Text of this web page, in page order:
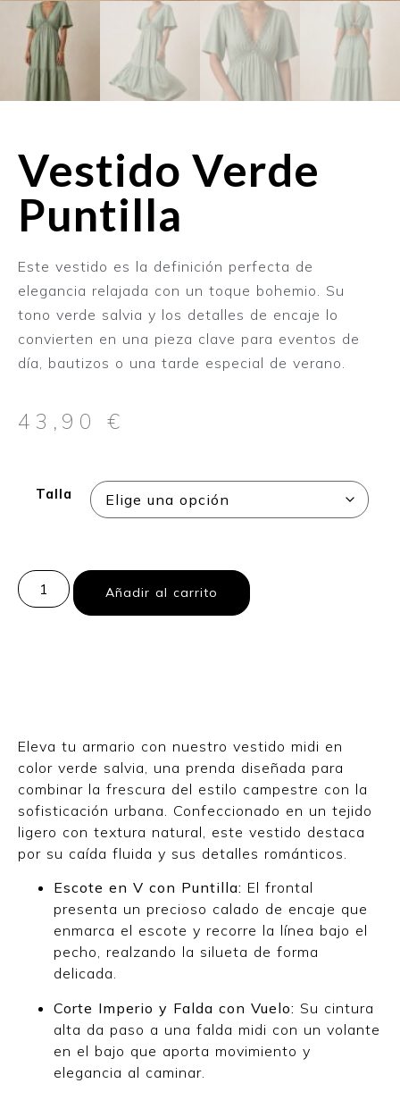
Vestido Verde
Puntilla
Este vestido es la definición perfecta de
elegancia relajada con un toque bohemio. Su
tono verde salvia y los detalles de encaje lo
convierten en una pieza clave para eventos de
día, bautizos o una tarde especial de verano.
43,90€
Talla
Añadir al carrito
Eleva tu armario con nuestro vestido midi en
color verde salvia, una prenda diseñada para
combinar la frescura del estilo campestre con la
sofisticación urbana. Confeccionado en un tejido
ligero con textura natural, este vestido destaca
por su caída fluida y sus detalles románticos.
Escote en V con Puntilla: El frontal
presenta un precioso calado de encaje que
enmarca el escote y recorre la línea bajo el
pecho, realzando la silueta de forma
delicada.
Corte Imperio y Falda con Vuelo: Su cintura
alta da paso a una falda midi con un volante
en el bajo que aporta movimiento y
elegancia al caminar.